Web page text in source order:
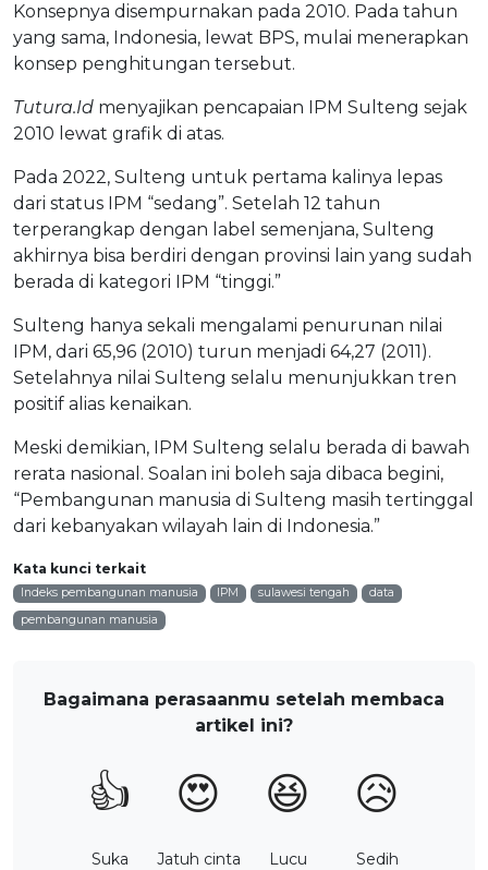
Konsepnya disempurnakan pada 2010. Pada tahun
yang sama, Indonesia, lewat BPS, mulai menerapkan
konsep penghitungan tersebut.
Tutura.Id menyajikan pencapaian IPM Sulteng sejak
2010 lewat grafik di atas.
Pada 2022, Sulteng untuk pertama kalinya lepas
dari status IPM “sedang”. Setelah 12 tahun
terperangkap dengan label semenjana, Sulteng
akhirnya bisa berdiri dengan provinsi lain yang sudah
berada di kategori IPM “tinggi.”
Sulteng hanya sekali mengalami penurunan nilai
IPM, dari 65,96 (2010) turun menjadi 64,27 (2011).
Setelahnya nilai Sulteng selalu menunjukkan tren
positif alias kenaikan.
Meski demikian, IPM Sulteng selalu berada di bawah
rerata nasional. Soalan ini boleh saja dibaca begini,
“Pembangunan manusia di Sulteng masih tertinggal
dari kebanyakan wilayah lain di Indonesia.”
Kata kunci terkait
Indeks pembangunan manusia IPM sulawesi tengah
data
pembangunan manusia
Bagaimana perasaanmu setelah membaca
artikel ini?
👍
Suka
😍
Jatuh cinta
😆
Lucu
😥
Sedih